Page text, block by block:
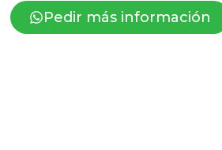
Pedir más información